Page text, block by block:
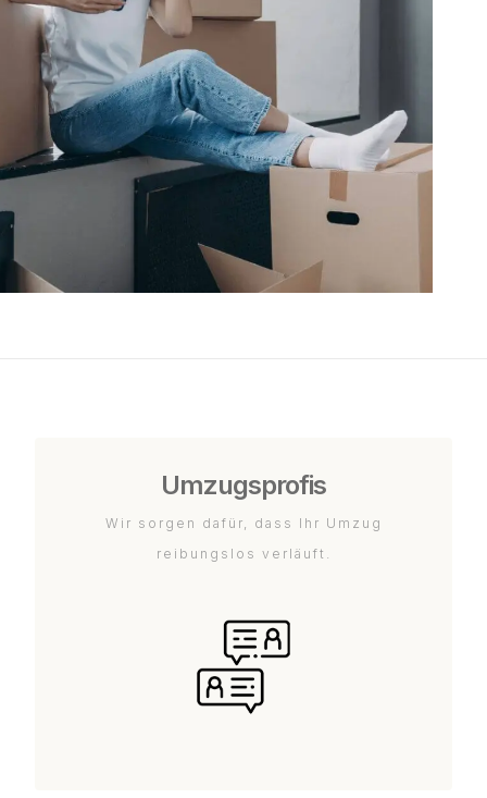
Umzugsprofis
Wir sorgen dafür, dass Ihr Umzug
reibungslos verläuft.